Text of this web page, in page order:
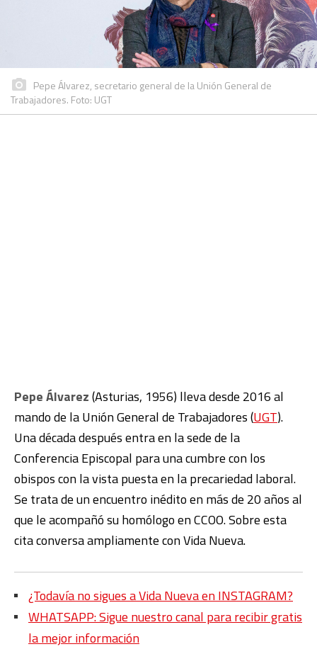
Pepe Álvarez, secretario general de la Unión General de
Trabajadores. Foto: UGT
Pepe Álvarez(Asturias, 1956) lleva desde 2016 al
mando de la Unión General de Trabajadores (UGT).
Una década después entra en la sede de la
Conferencia Episcopal para una cumbre con los
obispos con la vista puesta en la precariedad laboral.
Se trata de un encuentro inédito en más de 20 años al
que le acompañó su homólogo en CCOO. Sobre esta
cita conversa ampliamente con Vida Nueva.
¿Todavía no sigues a Vida Nueva en INSTAGRAM?
WHATSAPP: Sigue nuestro canal para recibir gratis
la mejor información